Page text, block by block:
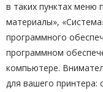
в таких пунктах меню
материалы»,
программного
программном
компьютере.
для вашего принтера: